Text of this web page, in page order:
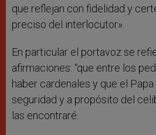
que reflejan con fidelidad y
preciso del interlocutor».
En particular el portavoz se
afirmaciones: “que entre los
haber cardenales y que el
seguridad y a propósito del
las encontraré.